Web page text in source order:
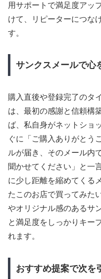
用サポートで満足度アッ
けて、リピーターにつな
す。
サンクスメールで心
購入直後や登録完了のタ
は、最初の感謝と信頼構
ば、私自身がネットショ
ぐに「ご購入ありがとう
ルが届き、そのメール内
聞かせてください」と一
に少し距離を縮めてくる
たこのお店で買ってみた
やオリジナル感のあるサ
と満足度をしっかりキー
れます。
おすすめ提案で次を